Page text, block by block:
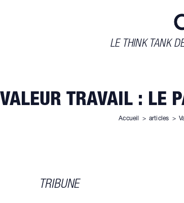
LE THINK TANK
VALEUR TRAVAIL : LE
Accueil > articles >
TRIBUNE